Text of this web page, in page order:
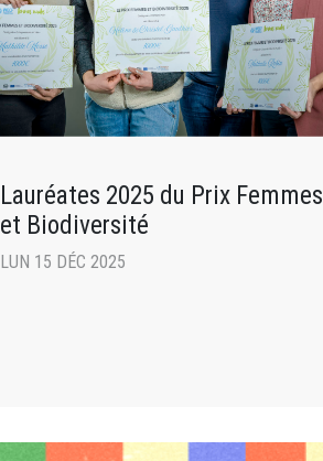
Lauréates 2025 du Prix Femmes
et Biodiversité
LUN 15 DÉC 2025